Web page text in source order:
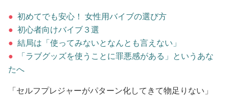
ゲーム
● 初めてでも安心！ 女性用バイブの選び方
● 初心者向けバイブ３選
● 結局は「使ってみないとなんとも言えない」
●
「ラブグッズを使うことに罪悪感がある」というあな
たへ
「セルフプレジャーがパターン化してきて物足りない」